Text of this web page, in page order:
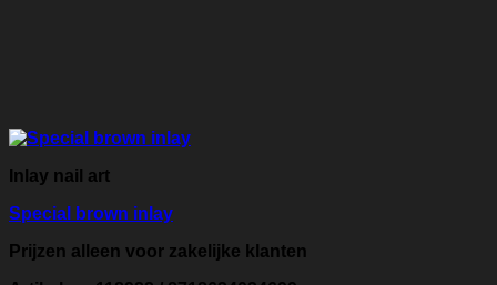
Inlay nail art
Special brown inlay
Prijzen alleen voor zakelijke klanten